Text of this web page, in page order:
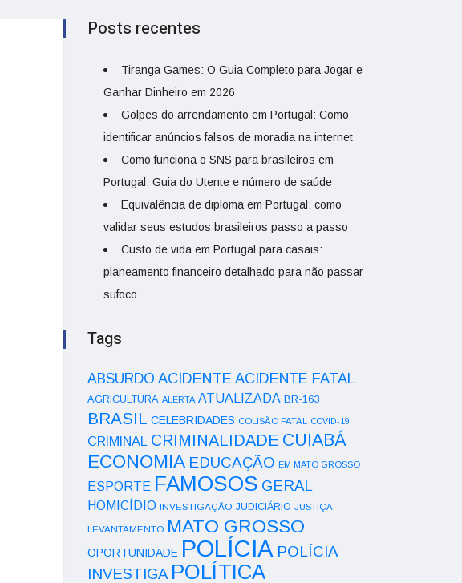
Posts recentes
Tiranga Games: O Guia Completo para Jogar e
Ganhar Dinheiro em 2026
Golpes do arrendamento em Portugal: Como
identificar anúncios falsos de moradia na internet
Como funciona o SNS para brasileiros em
Portugal: Guia do Utente e número de saúde
Equivalência de diploma em Portugal: como
validar seus estudos brasileiros passo a passo
Custo de vida em Portugal para casais:
planeamento financeiro detalhado para não passar
sufoco
Tags
ABSURDO ACIDENTE ACIDENTE FATAL
AGRICULTURA ALERTA ATUALIZADA BR-163
BRASIL CELEBRIDADES COLISÃO FATAL COVID-19
CRIMINAL CRIMINALIDADE CUIABÁ
ECONOMIA EDUCAÇÃO EM MATO GROSSO
ESPORTE FAMOSOS GERAL
HOMICÍDIO INVESTIGAÇÃO JUDICIÁRIO JUSTIÇA
LEVANTAMENTO MATO GROSSO
OPORTUNIDADE POLÍCIA POLÍCIA
INVESTIGA POLÍTICA